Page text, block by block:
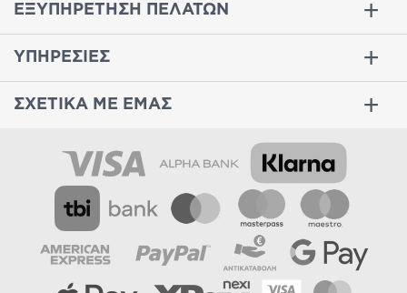
ΕΞΥΠΗΡΕΤΗΣΗ ΠΕΛΑΤΩΝ
ΥΠΗΡΕΣΙΕΣ
ΣΧΕΤΙΚΑ ΜΕ ΕΜΑΣ